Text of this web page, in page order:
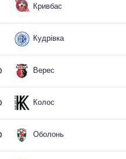
Кривбас
Кудрівка
Верес
Колос
Оболонь